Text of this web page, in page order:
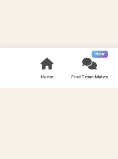
Home
New
Find Team Mates